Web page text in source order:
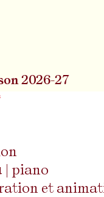
2026-27
| piano
et